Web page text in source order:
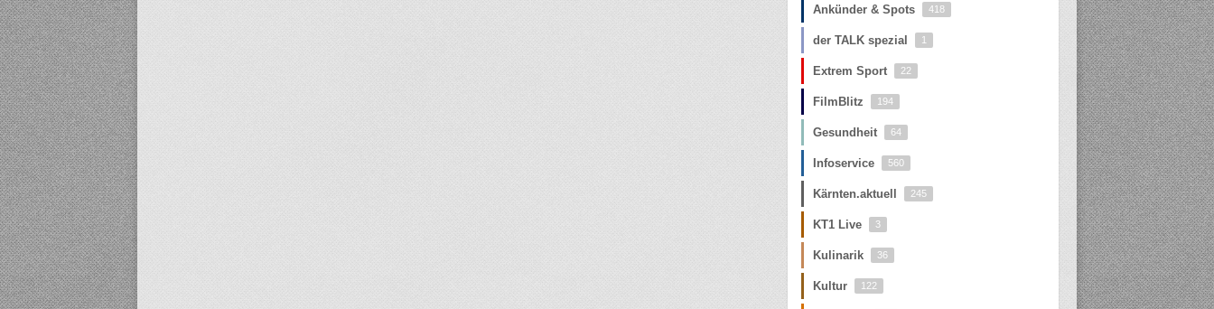
Ankünder & Spots 418
der TALK spezial 1
Extrem Sport 22
FilmBlitz 194
Gesundheit 64
Infoservice 560
Kärnten.aktuell 245
KT1 Live 3
Kulinarik 36
Kultur 122